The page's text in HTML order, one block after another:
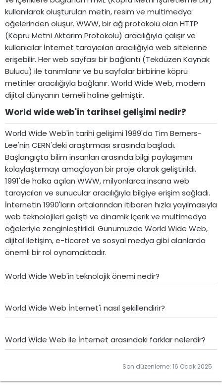
kullanılarak oluşturulan metin, resim ve multimedya
öğelerinden oluşur. WWW, bir ağ protokolü olan HTTP
(Köprü Metni Aktarım Protokolü) aracılığıyla çalışır ve
kullanıcılar İnternet tarayıcıları aracılığıyla web sitelerine
erişebilir. Her web sayfası bir bağlantı (Tekdüzen Kaynak
Bulucu) ile tanımlanır ve bu sayfalar birbirine köprü
metinler aracılığıyla bağlanır. World Wide Web, modern
dijital dünyanın temeli haline gelmiştir.
World wide web'in tarihsel gelişimi nedir?​
World Wide Web'in tarihi gelişimi 1989'da Tim Berners-
Lee'nin CERN'deki araştırması sırasında başladı.
Başlangıçta bilim insanları arasında bilgi paylaşımını
kolaylaştırmayı amaçlayan bir proje olarak geliştirildi.
1991'de halka açılan WWW, milyonlarca insana web
tarayıcıları ve sunucular aracılığıyla bilgiye erişim sağladı.
İnternetin 1990'ların ortalarından itibaren hızla yayılmasıyla
web teknolojileri gelişti ve dinamik içerik ve multimedya
öğeleriyle zenginleştirildi. Günümüzde World Wide Web,
dijital iletişim, e-ticaret ve sosyal medya gibi alanlarda
önemli bir rol oynamaktadır.
World Wide Web'in teknolojik önemi nedir?
World Wide Web İnternet'i nasıl şekillendirir?
World Wide Web ile İnternet arasındaki farklar nelerdir?
Son düzenleme: 16 Ocak 2025